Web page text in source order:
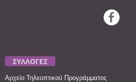
ΣΥΛΛΟΓΕΣ
Αρχείο Τηλεοπτικού Προγράμματος